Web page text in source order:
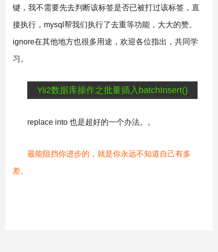
键，我不需要先去判断该标签是否已被打过该标签，直
接执行，mysql帮我们执行了去重等功能，大大的赞。
ignore在其他地方也很多用途，欢迎各位指出，共同学
习。
Yii2数据库操作之批量插入batchInsert()
replace into 也是超好的一个办法。。
最能阻挡你进步的，就是你永远不知道自己有多
差。